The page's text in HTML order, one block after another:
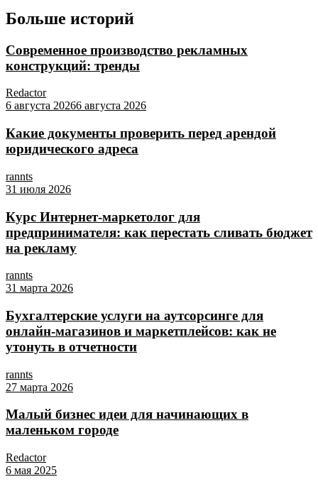
Больше историй
Современное производство рекламных
конструкций: тренды
Redactor
6 августа 20266 августа 2026
Какие документы проверить перед арендой
юридического адреса
rannts
31 июля 2026
Курс Интернет‑маркетолог для
предпринимателя: как перестать сливать бюджет
на рекламу
rannts
31 марта 2026
Бухгалтерские услуги на аутсорсинге для
онлайн‑магазинов и маркетплейсов: как не
утонуть в отчетности
rannts
27 марта 2026
Малый бизнес идеи для начинающих в
маленьком городе
Redactor
6 мая 2025